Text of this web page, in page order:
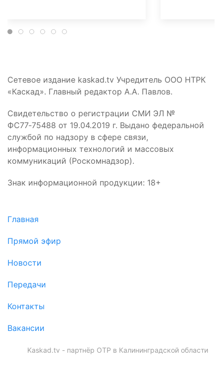
Сетевое издание kaskad.tv Учредитель ООО НТРК
«Каскад». Главный редактор А.А. Павлов.
Свидетельство о регистрации СМИ ЭЛ №
ФС77‑75488 от 19.04.2019 г. Выдано федеральной
службой по надзору в сфере связи,
информационных технологий и массовых
коммуникаций (Роскомнадзор).
Знак информационной продукции: 18+
Главная
Прямой эфир
Новости
Передачи
Контакты
Вакансии
Kaskad.tv - партнёр ОТР в Калининградской области